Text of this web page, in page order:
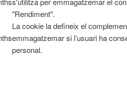
"Rendiment".
La cookie la defineix el
emmagatzemar si l’usuari ha
personal.